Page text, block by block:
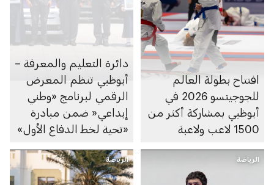
افتتاح بطولة العالم
للجوجيتسو 2026 في
أبوظبي بمشاركة أكثر من
1500 لاعب ولاعبة
دائرة التعليم والمعرفة –
أبوظبي تنظم المعرض
الرقمي لبرنامج «وطني
إبداعي« ضمن مبادرة
«تحية لخط الدفاع الأول»
الرياضة الرياضة